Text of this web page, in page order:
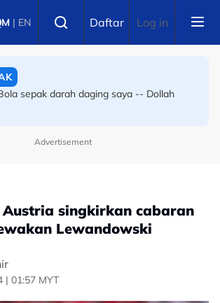
| EN Daftar Log in
Selatan goncang lagi, hiburan seks
sepak darah daging saya -- Dollah
Advertisement
Austria singkirkan cabaran
Lewandowski
| 01:57 MYT